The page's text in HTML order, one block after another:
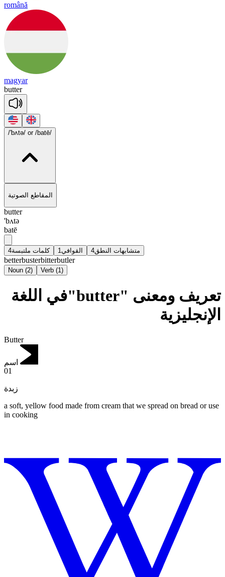
română
magyar
butter
/'bʌtə/ or /batē/
المقاطع الصوتية
butter
'bʌtə
batē
كلمات ملتبسة4 القوافي 1 متشابهات النطق4
betterbusterbitterbutler
Noun (2) Verb (1)
تعريف ومعنى "butter"في اللغة
الإنجليزية
Butter
اسم
01
زبدة
a soft, yellow food made from cream that we spread on bread or use
in cooking